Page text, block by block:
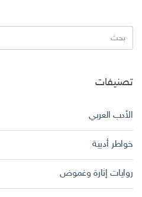
البحث
عن:
تصنيفات
الأدب العربي
خواطر أدبية
روايات إثارة وغموض